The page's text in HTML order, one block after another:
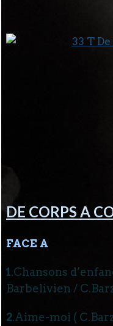
DE CORPS A
FACE A
1.Chansons
Barbelivien /
2.Aime-moi (